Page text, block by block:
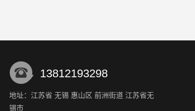
13812193298
地址：江苏省 无锡 惠山区 前洲街道 江苏省无
锡市